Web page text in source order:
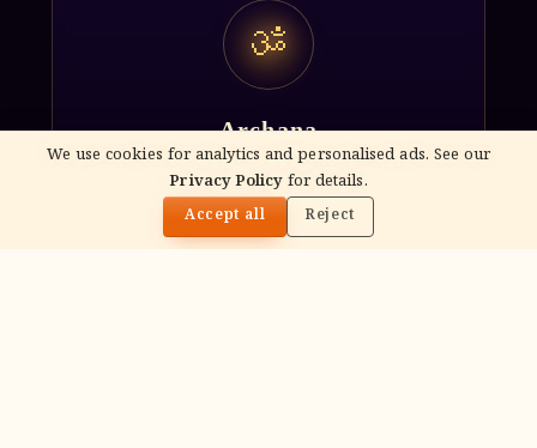
We use cookies for analytics and personalised ads. See our
Privacy Policyfor details.
Accept all Reject
ॐ
Archana
Recitation of the deity's names and mantras
with flower offerings, performed in your name
and gotra.